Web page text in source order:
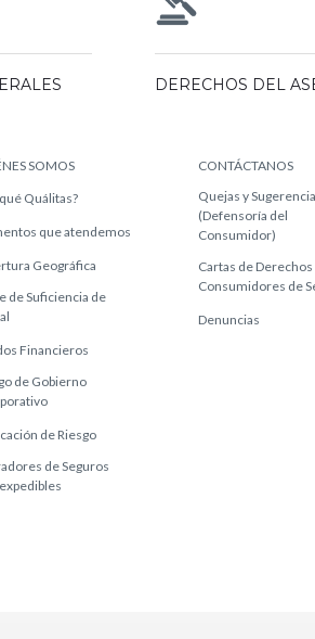
DERECHOS DEL
SOMOS
Quálitas?
que atendemos
Geográfica
de Suficiencia de
Financieros
de Gobierno
de Riesgo
de Seguros
CONTÁCTANOS
Quejas y
(Defensoría del
Consumidor)
Cartas de Derechos
Consumidores de
Denuncias